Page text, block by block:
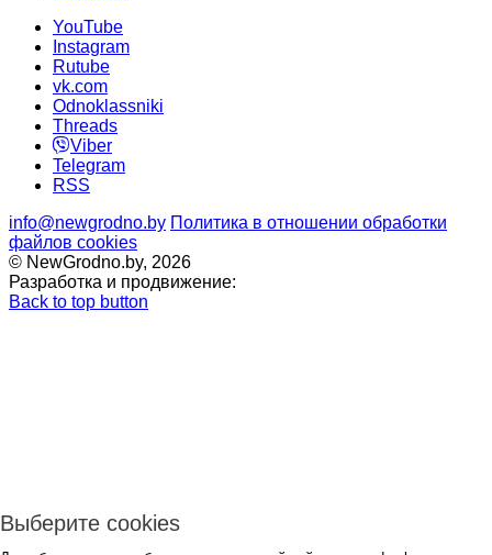
YouTube
Instagram
Rutube
vk.com
Odnoklassniki
Threads
Viber
Telegram
RSS
info@newgrodno.by Политика в отношении обработки
файлов cookies
© NewGrodno.by, 2026
Разработка и продвижение:
Back to top button
Выберите cookies